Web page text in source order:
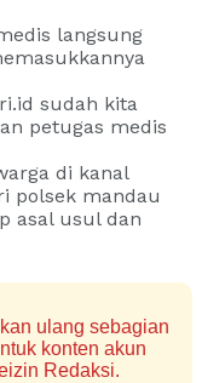
langsung
sudah kita
petugas medis
di kanal
polsek mandau
asal usul dan
ulang sebagian
konten akun
Redaksi.